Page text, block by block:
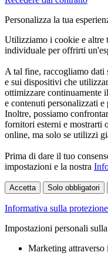
Personalizza la tua
Utilizziamo i cookie e altre
individuale per offrirti
A tal fine, raccogliamo dati
e sui dispositivi che
ottimizzare continuamente
e contenuti personalizzati
Inoltre, possiamo
fornitori esterni e mostrarti
online, ma solo se utilizzi
Prima di dare il tuo
impostazioni e la nostra
Accetta Solo obbligatori
Informativa sulla
Impostazioni personali
Marketing attraverso